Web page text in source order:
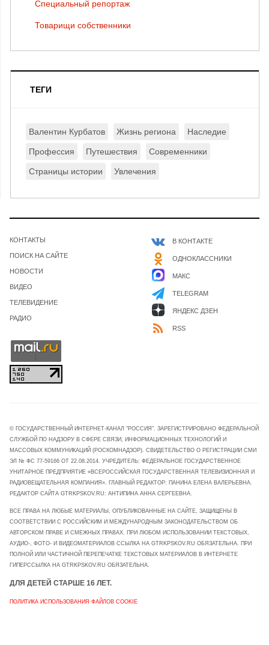
Специальный репортаж
Товарищи собственники
ТЕГИ
Валентин Курбатов Жизнь региона Наследие
Профессия Путешествия Современники
Страницы истории Увлечения
КОНТАКТЫ
ПОИСК НА САЙТЕ
НОВОСТИ
ВИДЕО
ТЕЛЕВИДЕНИЕ
РАДИО
В КОНТАКТЕ
ОДНОКЛАССНИКИ
МАКС
TELEGRAM
ЯНДЕКС ДЗЕН
RSS
© ГОСУДАРСТВЕННЫЙ ИНТЕРНЕТ-КАНАЛ "РОССИЯ". ЗАРЕГИСТРИРОВАНО ФЕДЕРАЛЬНОЙ
СЛУЖБОЙ ПО НАДЗОРУ В СФЕРЕ СВЯЗИ, ИНФОРМАЦИОННЫХ ТЕХНОЛОГИЙ И
МАССОВЫХ КОММУНИКАЦИЙ (РОСКОМНАДЗОР). СВИДЕТЕЛЬСТВО О РЕГИСТРАЦИИ СМИ
ЭЛ № ФС 77-59166 ОТ 22.08.2014. УЧРЕДИТЕЛЬ: ФЕДЕРАЛЬНОЕ ГОСУДАРСТВЕННОЕ
УНИТАРНОЕ ПРЕДПРИЯТИЕ «ВСЕРОССИЙСКАЯ ГОСУДАРСТВЕННАЯ ТЕЛЕВИЗИОННАЯ И
РАДИОВЕЩАТЕЛЬНАЯ КОМПАНИЯ». ГЛАВНЫЙ РЕДАКТОР: ПАНИНА ЕЛЕНА ВАЛЕРЬЕВНА.
РЕДАКТОР САЙТА GTRKPSKOV.RU: АНТИПИНА АННА СЕРГЕЕВНА.
ВСЕ ПРАВА НА ЛЮБЫЕ МАТЕРИАЛЫ, ОПУБЛИКОВАННЫЕ НА САЙТЕ, ЗАЩИЩЕНЫ В
СООТВЕТСТВИИ С РОССИЙСКИМ И МЕЖДУНАРОДНЫМ ЗАКОНОДАТЕЛЬСТВОМ ОБ
АВТОРСКОМ ПРАВЕ И СМЕЖНЫХ ПРАВАХ. ПРИ ЛЮБОМ ИСПОЛЬЗОВАНИИ ТЕКСТОВЫХ,
АУДИО-, ФОТО- И ВИДЕОМАТЕРИАЛОВ ССЫЛКА НА GTRKPSKOV.RU ОБЯЗАТЕЛЬНА. ПРИ
ПОЛНОЙ ИЛИ ЧАСТИЧНОЙ ПЕРЕПЕЧАТКЕ ТЕКСТОВЫХ МАТЕРИАЛОВ В ИНТЕРНЕТЕ
ГИПЕРССЫЛКА НА GTRKPSKOV.RU ОБЯЗАТЕЛЬНА.
ДЛЯ ДЕТЕЙ СТАРШЕ 16 ЛЕТ.
ПОЛИТИКА ИСПОЛЬЗОВАНИЯ ФАЙЛОВ COOKIE